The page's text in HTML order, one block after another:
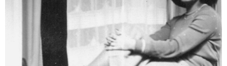
Szkoły podstawowe
Szkoły średnie
Studia
Klub Podróżnika ZA OKNEM